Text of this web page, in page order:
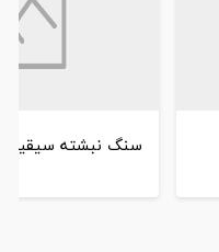
سنگ نبشته سیقین